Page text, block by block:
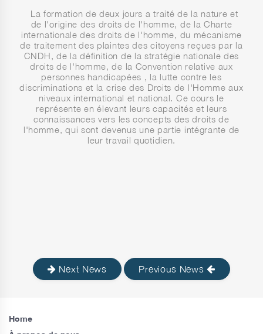
La formation de deux jours a traité de la nature et
de l'origine des droits de l'homme, de la Charte
internationale des droits de l'homme, du mécanisme
de traitement des plaintes des citoyens reçues par la
CNDH, de la définition de la stratégie nationale des
droits de l'homme, de la Convention relative aux
personnes handicapées , la lutte contre les
discriminations et la crise des Droits de l'Homme aux
niveaux international et national. Ce cours le
représente en élevant leurs capacités et leurs
connaissances vers les concepts des droits de
l'homme, qui sont devenus une partie intégrante de
leur travail quotidien.
Next News Previous News
Home